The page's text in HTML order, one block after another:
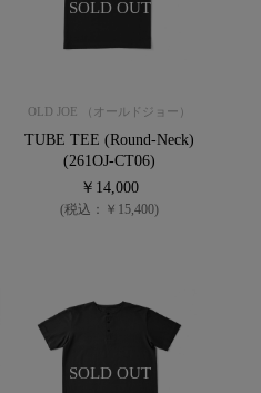
SOLD OUT
OLD JOE （オールドジョー）
TUBE TEE (Round-Neck)
(261OJ-CT06)
￥14,000
(税込：￥15,400)
SOLD OUT